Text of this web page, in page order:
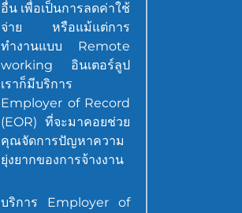
อื่น เพื่อเป็นการลดค่าใช้
จ่าย หรือแม้แต่การ
ทำงานแบบ Remote
working อินเตอร์ลูป
เราก็มีบริการ
Employer of Record
(EOR) ที่จะมาคอยช่วย
คุณจัดการปัญหาความ
ยุ่งยากของการจ้างงาน
บริการ Employer of